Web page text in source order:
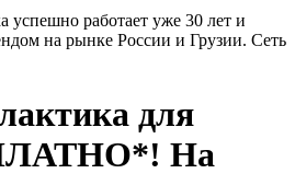
успешно работает уже 30 лет и
на рынке России и Грузии. Сеть
для
На